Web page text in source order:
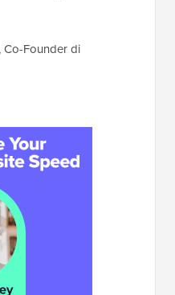
Co-Founder di